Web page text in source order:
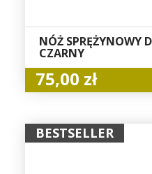
NÓŻ SPRĘŻYNOWY
CZARNY
75,00 zł
BESTSELLER